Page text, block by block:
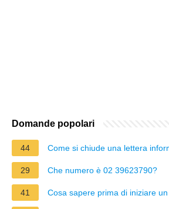
Domande popolari
44 Come si chiude una lettera
29 Che numero è 02 39623790?
41 Cosa sapere prima di iniziare